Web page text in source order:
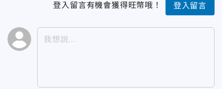
登入留言有機會獲得旺幣哦！ 登入留言